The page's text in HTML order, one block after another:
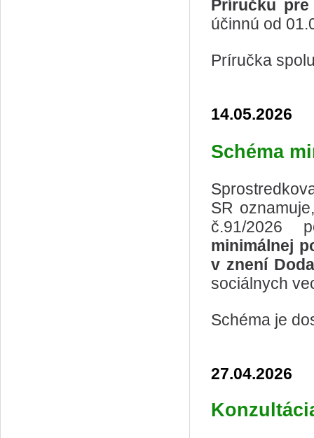
Príručku
účinnú od
Príručka
14.05.2026
Schéma
SR
č.91/2026
minimálnej
v znení
sociálnych
Schéma je
27.04.2026